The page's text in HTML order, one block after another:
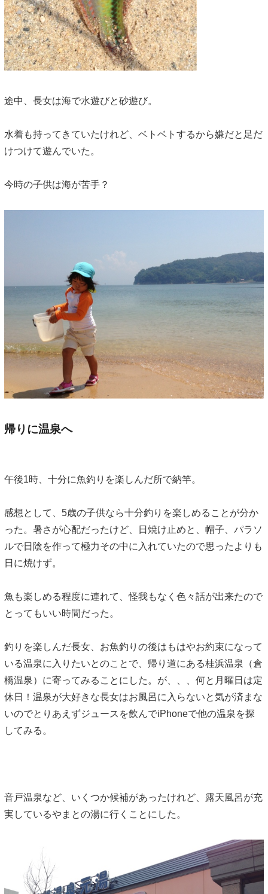
途中、長女は海で水遊びと砂遊び。
水着も持ってきていたけれど、ベトベトするから嫌だと足だ
けつけて遊んでいた。
今時の子供は海が苦手？
帰りに温泉へ
午後1時、十分に魚釣りを楽しんだ所で納竿。
感想として、5歳の子供なら十分釣りを楽しめることが分か
った。暑さが心配だったけど、日焼け止めと、帽子、パラソ
ルで日陰を作って極力その中に入れていたので思ったよりも
日に焼けず。
魚も楽しめる程度に連れて、怪我もなく色々話が出来たので
とってもいい時間だった。
釣りを楽しんだ長女、お魚釣りの後はもはやお約束になって
いる温泉に入りたいとのことで、帰り道にある桂浜温泉（倉
橋温泉）に寄ってみることにした。が、、、何と月曜日は定
休日！温泉が大好きな長女はお風呂に入らないと気が済まな
いのでとりあえずジュースを飲んでiPhoneで他の温泉を探
してみる。
音戸温泉など、いくつか候補があったけれど、露天風呂が充
実しているやまとの湯に行くことにした。